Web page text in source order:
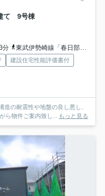
て 9号棟
分
東武伊勢崎線「春日部」駅 徒歩25分
建設住宅性能評価書付
ら物件ご案内致し... もっと見る